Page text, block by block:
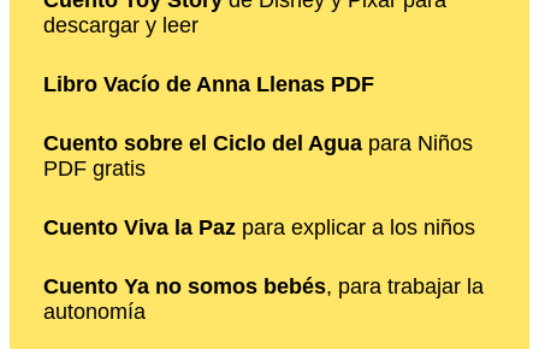
descargar y leer
Libro Vacío de Anna Llenas PDF
Cuento sobre el Ciclo del Agua para Niños
PDF gratis
Cuento Viva la Paz para explicar a los niños
Cuento Ya no somos bebés, para trabajar la
autonomía